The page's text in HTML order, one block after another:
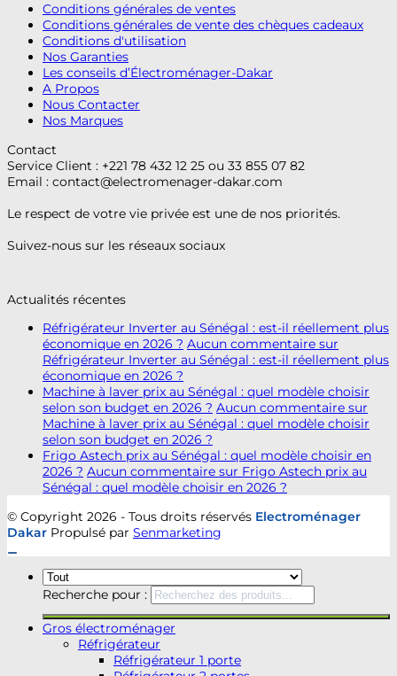
Conditions générales de ventes
Conditions générales de vente des chèques cadeaux
Conditions d'utilisation
Nos Garanties
Les conseils d’Électroménager-Dakar
A Propos
Nous Contacter
Nos Marques
Contact
Service Client : +221 78 432 12 25 ou 33 855 07 82
Email : contact@electromenager-dakar.com
Le respect de votre vie privée est une de nos priorités.
Suivez-nous sur les réseaux sociaux
Actualités récentes
Réfrigérateur Inverter au Sénégal : est-il réellement plus
économique en 2026 ? Aucun commentaire sur
Réfrigérateur Inverter au Sénégal : est-il réellement plus
économique en 2026 ?
Machine à laver prix au Sénégal : quel modèle choisir
selon son budget en 2026 ? Aucun commentaire sur
Machine à laver prix au Sénégal : quel modèle choisir
selon son budget en 2026 ?
Frigo Astech prix au Sénégal : quel modèle choisir en
2026 ? Aucun commentaire sur Frigo Astech prix au
Sénégal : quel modèle choisir en 2026 ?
© Copyright 2026 - Tous droits réservés Electroménager
Dakar Propulsé par Senmarketing
Recherche pour :
Gros électroménager
Réfrigérateur
Réfrigérateur 1 porte